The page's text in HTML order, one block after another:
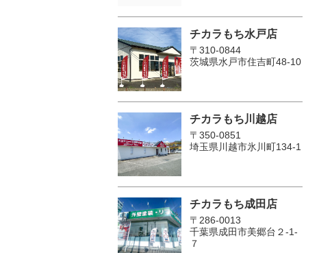
チカラもち水戸店
〒310-0844
茨城県水戸市住吉町48-10
チカラもち川越店
〒350-0851
埼玉県川越市氷川町134-1
チカラもち成田店
〒286-0013
千葉県成田市美郷台２‐1‐
７